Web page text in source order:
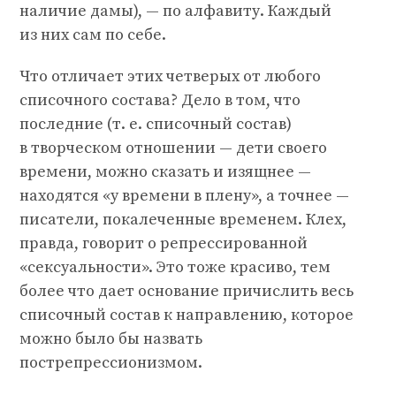
наличие дамы), — по алфавиту. Каждый
из них сам по себе.
Что отличает этих четверых от любого
списочного состава? Дело в том, что
последние (т. е. списочный состав)
в творческом отношении — дети своего
времени, можно сказать и изящнее —
находятся «у времени в плену», а точнее —
писатели, покалеченные временем. Клех,
правда, говорит о репрессированной
«сексуальности». Это тоже красиво, тем
более что дает основание причислить весь
списочный состав к направлению, которое
можно было бы назвать
пострепрессионизмом.